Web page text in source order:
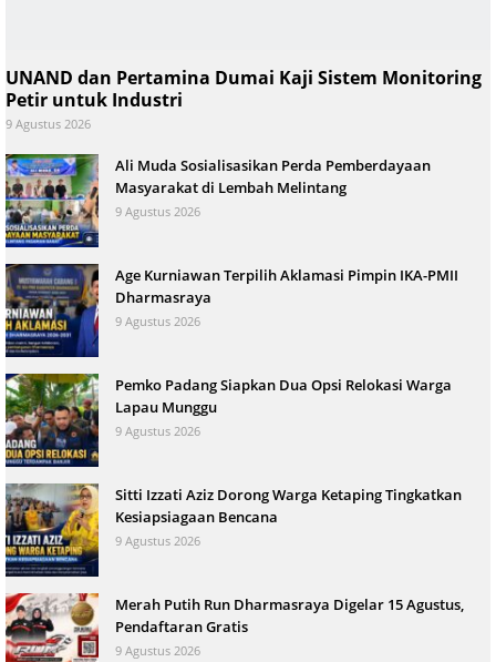
UNAND dan Pertamina Dumai Kaji Sistem Monitoring
Petir untuk Industri
9 Agustus 2026
Ali Muda Sosialisasikan Perda Pemberdayaan
Masyarakat di Lembah Melintang
9 Agustus 2026
Age Kurniawan Terpilih Aklamasi Pimpin IKA-PMII
Dharmasraya
9 Agustus 2026
Pemko Padang Siapkan Dua Opsi Relokasi Warga
Lapau Munggu
9 Agustus 2026
Sitti Izzati Aziz Dorong Warga Ketaping Tingkatkan
Kesiapsiagaan Bencana
9 Agustus 2026
Merah Putih Run Dharmasraya Digelar 15 Agustus,
Pendaftaran Gratis
9 Agustus 2026